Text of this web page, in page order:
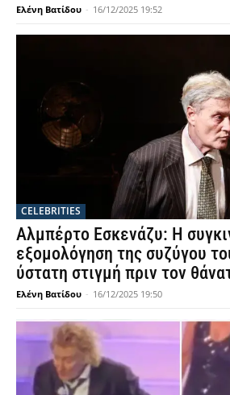
Ελένη Βατίδου - 16/12/2025 19:52
CELEBRITIES
Αλμπέρτο Εσκενάζυ: Η
εξομολόγηση της συζύγου
ύστατη στιγμή πριν τον
Ελένη Βατίδου - 16/12/2025 19:50